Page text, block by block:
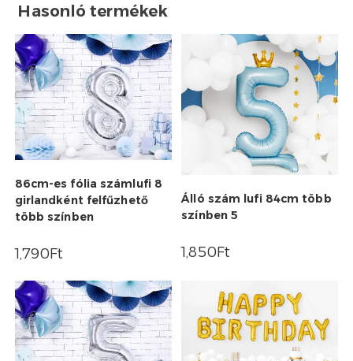
Hasonló termékek
86cm-es fólia számlufi 8
girlandként felfűzhető
több színben
1,790Ft
Álló szám lufi 84cm több
színben 5
1,850Ft